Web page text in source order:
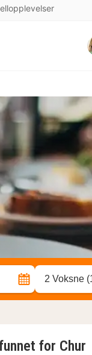
2 Voksne
for Chur